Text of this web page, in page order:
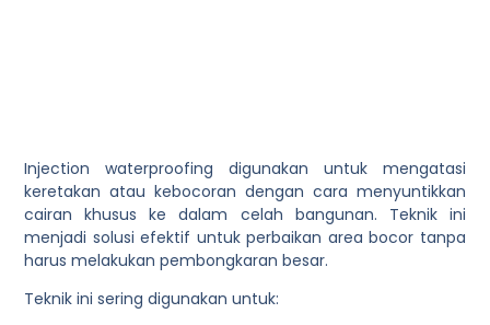
Injection waterproofing digunakan untuk mengatasi
keretakan atau kebocoran dengan cara menyuntikkan
cairan khusus ke dalam celah bangunan. Teknik ini
menjadi solusi efektif untuk perbaikan area bocor tanpa
harus melakukan pembongkaran besar.
Teknik ini sering digunakan untuk: